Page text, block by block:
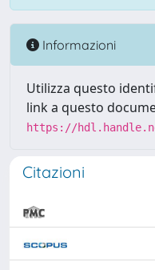
Informazioni
Utilizza questo
link a questo
https://
Citazioni